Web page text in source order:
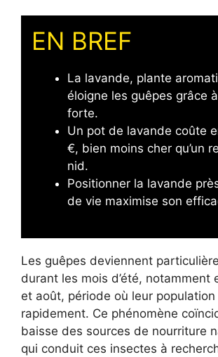
EN BREF
La lavande, plante
éloigne les guêpes grâce
forte.
Un pot de lavande coûte
€, bien moins cher qu’un
nid.
Positionner la lavande
de vie maximise son
Les guêpes deviennent
durant les mois d’été, notamment
et août, période où leur
rapidement. Ce phénomène
baisse des sources de nourriture
qui conduit ces insectes à